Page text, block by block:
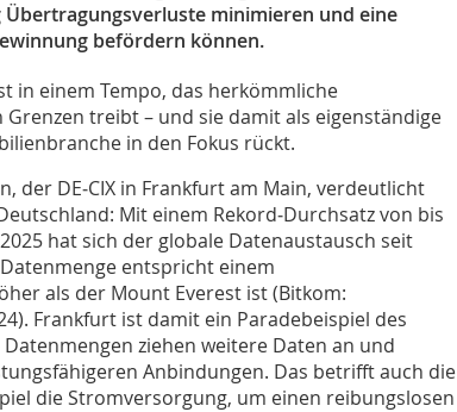
minimieren und eine
befördern­ können.
in einem Tempo, das herkömmliche
treibt – und sie damit als eigenständige
in den Fokus rückt.
der DE‑CIX in Frankfurt am Main, verdeutlicht
Mit einem Rekord‑Durchsatz von bis
hat sich der globale Datenaustausch seit
entspricht einem
als der Mount Everest ist (Bitkom:
Frankfurt ist damit ein Paradebeispiel des
ziehen weitere Daten an und
Anbindungen. Das betrifft auch die
die Stromversorgung, um einen reibungslosen